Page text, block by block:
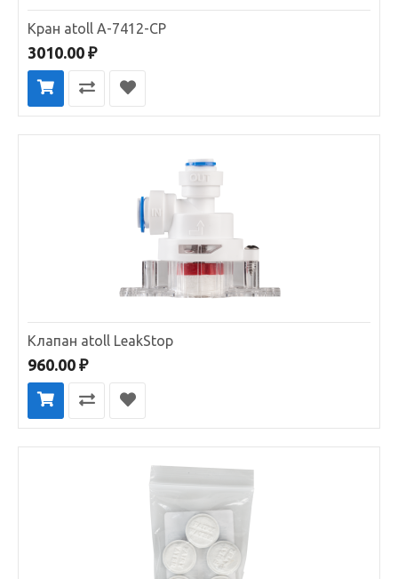
Кран atoll A-7412-CP
3010.00 ₽
Клапан atoll LeakStop
960.00 ₽